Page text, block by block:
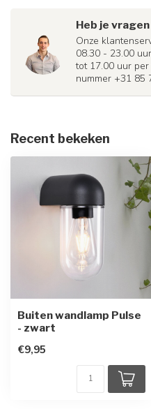
Heb je
Onze
08.30 - 23.00
tot 17.00 uur
nummer +31 85
Recent bekeken
Buiten wandlamp Pulse
- zwart
€9,95